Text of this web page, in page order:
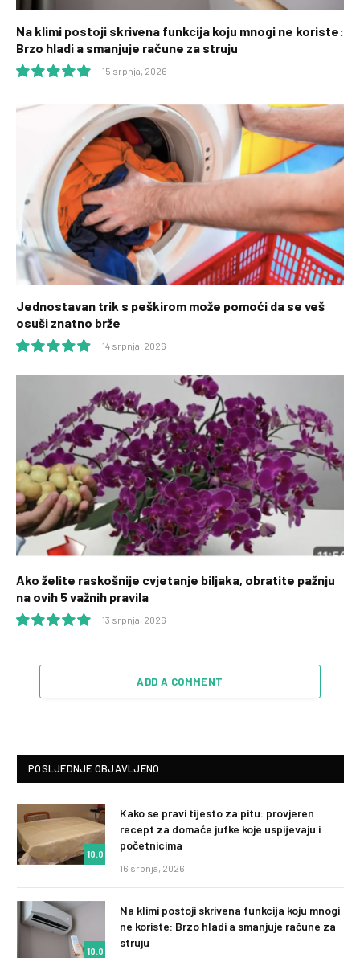
Na klimi postoji skrivena funkcija koju mnogi ne koriste:
Brzo hladi a smanjuje račune za struju
10.0
15 srpnja, 2026
Jednostavan trik s peškirom može pomoći da se veš
osuši znatno brže
9.9
14 srpnja, 2026
Ako želite raskošnije cvjetanje biljaka, obratite pažnju
na ovih 5 važnih pravila
13 srpnja, 2026
ADD A COMMENT
POSLJEDNJE OBJAVLJENO
10.0
Kako se pravi tijesto za pitu: provjeren
recept za domaće jufke koje uspijevaju i
početnicima
16 srpnja, 2026
10.0
Na klimi postoji skrivena funkcija koju mnogi
ne koriste: Brzo hladi a smanjuje račune za
struju